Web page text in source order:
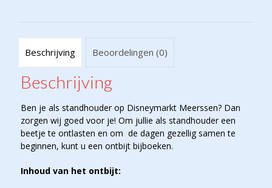
Beschrijving Beoordelingen (0)
Beschrijving
Ben je als standhouder op Disneymarkt Meerssen? Dan
zorgen wij goed voor je! Om jullie als standhouder een
beetje te ontlasten en om de dagen gezellig samen te
beginnen, kunt u een ontbijt bijboeken.
Inhoud van het ontbijt: